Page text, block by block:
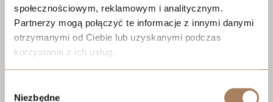
społecznościowym, reklamowym i analitycznym.
Partnerzy mogą połączyć te informacje z innymi danymi
otrzymanymi od Ciebie lub uzyskanymi podczas
korzystania z ich usług.
process your information.
zgody
Niezbędne